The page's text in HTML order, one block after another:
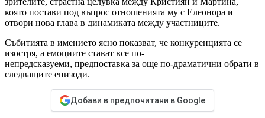
която постави под въпрос отношенията му с Елеонора и
отвори нова глава в динамиката между участниците.
Събитията в имението ясно показват, че конкуренцията се
изостря, а емоциите стават все по-
непредсказуеми, предпоставка за още по-драматични обрати в
следващите епизоди.
Добави в предпочитани в Google